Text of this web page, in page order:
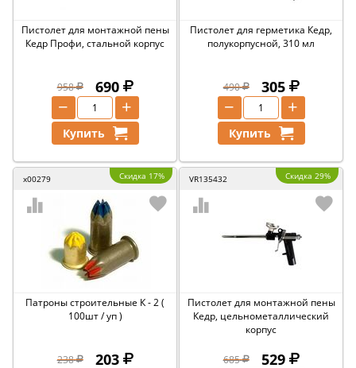
Пистолет для монтажной пены
Кедр Профи, стальной корпус
958 690
+
−
Купить
Пистолет для герметика Кедр,
полукорпусной, 310 мл
490 305
+
−
Купить
x00279 Скидка 17%
Патроны строительные К - 2 (
100шт / уп )
238 203
VR135432 Скидка 29%
Пистолет для монтажной пены
Кедр, цельнометаллический
корпус
685 529